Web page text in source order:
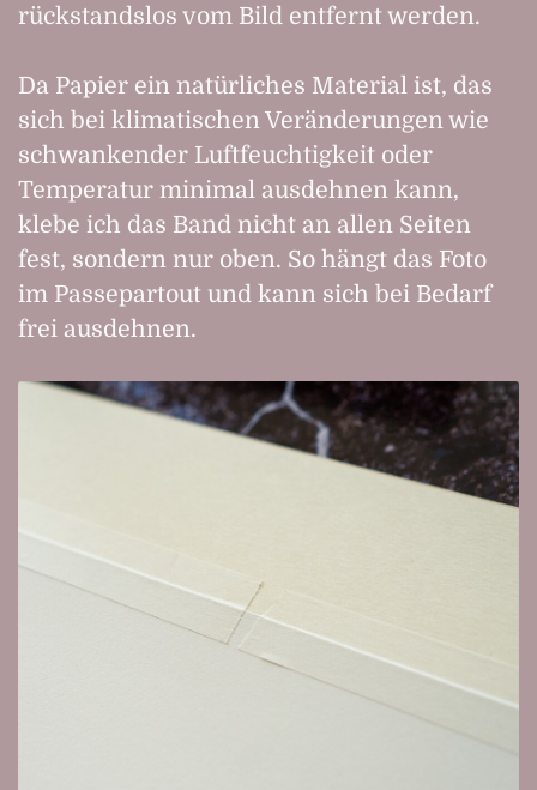
rückstandslos vom Bild entfernt werden.
Da Papier ein natürliches Material ist, das
sich bei klimatischen Veränderungen wie
schwankender Luftfeuchtigkeit oder
Temperatur minimal ausdehnen kann,
klebe ich das Band nicht an allen Seiten
fest, sondern nur oben. So hängt das Foto
im Passepartout und kann sich bei Bedarf
frei ausdehnen.